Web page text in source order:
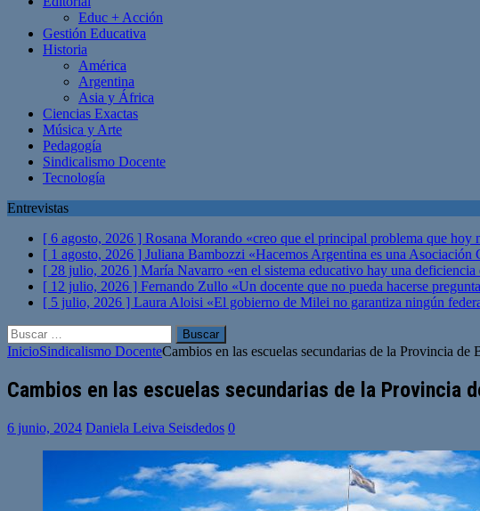
Educ + Acción
Gestión Educativa
Historia
América
Argentina
Asia y África
Ciencias Exactas
Música y Arte
Pedagogía
Sindicalismo Docente
Tecnología
Entrevistas
[ 6 agosto, 2026 ] Rosana Morando «creo que el principal problema que
[ 1 agosto, 2026 ] Juliana Bambozzi «Hacemos Argentina es una
[ 28 julio, 2026 ] María Navarro «en el sistema educativo hay una
[ 12 julio, 2026 ] Fernando Zullo «Un docente que no pueda hacerse
[ 5 julio, 2026 ] Laura Aloisi «El gobierno de Milei no garantiza ningún
Buscar:
InicioSindicalismo DocenteCambios en las escuelas secundarias de la Provincia
Cambios en las escuelas secundarias de la Provincia
6 junio, 2024 Daniela Leiva Seisdedos 0